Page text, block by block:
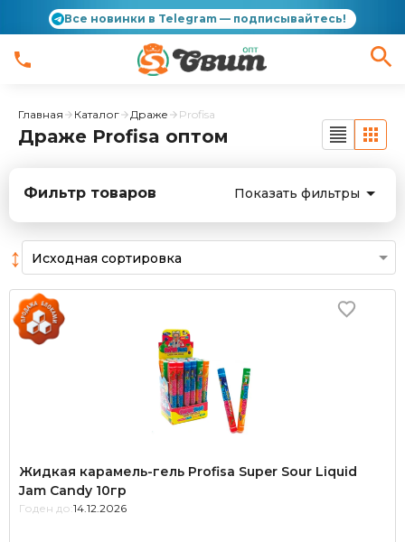
Все новинки в Telegram — подписывайтесь!
Главная Каталог Драже Profisa
Драже Profisa оптом
Фильтр товаров Показать фильтры
↕
Жидкая карамель-гель Profisa Super Sour Liquid
Jam Candy 10гр
Годен до: 14.12.2026